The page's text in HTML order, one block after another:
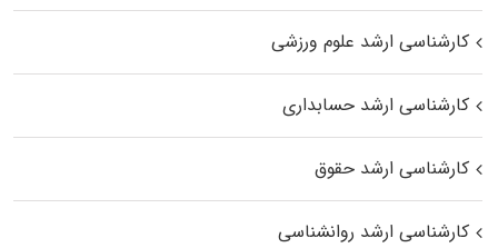
کارشناسی ارشد علوم ورزشی
کارشناسی ارشد حسابداری
کارشناسی ارشد حقوق
کارشناسی ارشد روانشناسی